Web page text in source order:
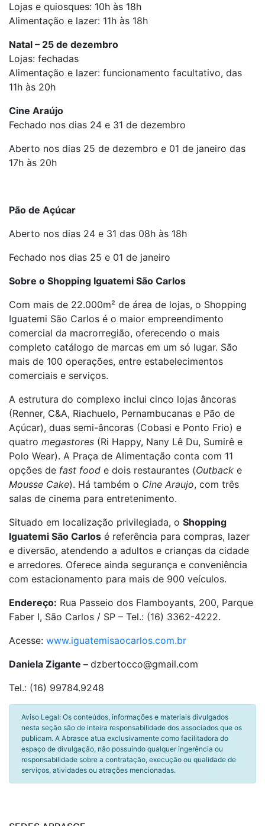
Lojas e quiosques: 10h às 18h
Alimentação e lazer: 11h às 18h
Natal – 25 de dezembro
Lojas: fechadas
Alimentação e lazer: funcionamento facultativo, das
11h às 20h
Cine Araújo
Fechado nos dias 24 e 31 de dezembro
Aberto nos dias 25 de dezembro e 01 de janeiro das
17h às 20h
Pão de Açúcar
Aberto nos dias 24 e 31 das 08h às 18h
Fechado nos dias 25 e 01 de janeiro
Sobre o Shopping Iguatemi São Carlos
Com mais de 22.000m² de área de lojas, o Shopping
Iguatemi São Carlos é o maior empreendimento
comercial da macrorregião, oferecendo o mais
completo catálogo de marcas em um só lugar. São
mais de 100 operações, entre estabelecimentos
comerciais e serviços.
A estrutura do complexo inclui cinco lojas âncoras
(Renner, C&A, Riachuelo, Pernambucanas e Pão de
Açúcar), duas semi-âncoras (Cobasi e Ponto Frio) e
quatro megastores (Ri Happy, Nany Lê Du, Sumirê e
Polo Wear). A Praça de Alimentação conta com 11
opções de fast food e dois restaurantes (Outback e
Mousse Cake). Há também o Cine Araujo, com três
salas de cinema para entretenimento.
Situado em localização privilegiada, o Shopping
Iguatemi São Carlos é referência para compras, lazer
e diversão, atendendo a adultos e crianças da cidade
e arredores. Oferece ainda segurança e conveniência
com estacionamento para mais de 900 veículos.
Endereço: Rua Passeio dos Flamboyants, 200, Parque
Faber I, São Carlos / SP – Tel.: (16) 3362-4222.
Acesse: www.iguatemisaocarlos.com.br
Daniela Zigante – dzbertocco@gmail.com
Tel.: (16) 99784.9248
Aviso Legal: Os conteúdos, informações e materiais divulgados
nesta seção são de inteira responsabilidade dos associados que os
publicam. A Abrasce atua exclusivamente como facilitadora do
espaço de divulgação, não possuindo qualquer ingerência ou
responsabilidade sobre a contratação, execução ou qualidade de
serviços, atividades ou atrações mencionadas.